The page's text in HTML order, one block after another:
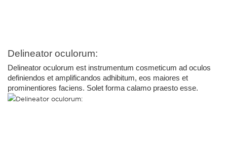
Delineator oculorum:
Delineator oculorum est instrumentum cosmeticum ad oculos
definiendos et amplificandos adhibitum, eos maiores et
prominentiores faciens. Solet forma calamo praesto esse.